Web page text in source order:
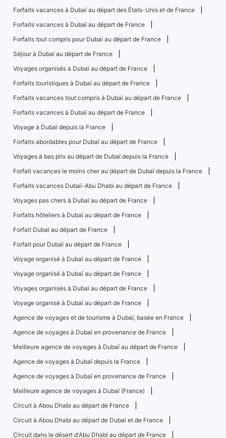
Forfaits vacances à Dubaï au départ des États-Unis et de France
Forfaits vacances à Dubaï au départ de France
Forfaits tout compris pour Dubaï au départ de France
Séjour à Dubaï au départ de France
Voyages organisés à Dubaï au départ de France
Forfaits touristiques à Dubaï au départ de France
Forfaits vacances tout compris à Dubaï au départ de France
Forfaits vacances à Dubaï au départ de France
Voyage à Dubaï depuis la France
Forfaits abordables pour Dubaï au départ de France
Voyages à bas prix au départ de Dubaï depuis la France
Forfait vacances le moins cher au départ de Dubaï depuis la France
Forfaits vacances Dubaï-Abu Dhabi au départ de France
Voyages pas chers à Dubaï au départ de France
Forfaits hôteliers à Dubaï au départ de France
Forfait Dubaï au départ de France
Forfait pour Dubaï au départ de France
Voyage organisé à Dubaï au départ de France
Voyage organisé à Dubaï au départ de France
Voyages organisés à Dubaï au départ de France
Voyage organisé à Dubaï au départ de France
Agence de voyages et de tourisme à Dubaï, basée en France
Agence de voyages à Dubaï en provenance de France
Meilleure agence de voyages à Dubaï au départ de France
Agence de voyages à Dubaï depuis la France
Agence de voyages à Dubaï en provenance de France
Meilleure agence de voyages à Dubaï (France)
Circuit à Abou Dhabi au départ de France
Circuit à Abou Dhabi au départ de Dubaï et de France
Circuit dans le désert d'Abu Dhabi au départ de France